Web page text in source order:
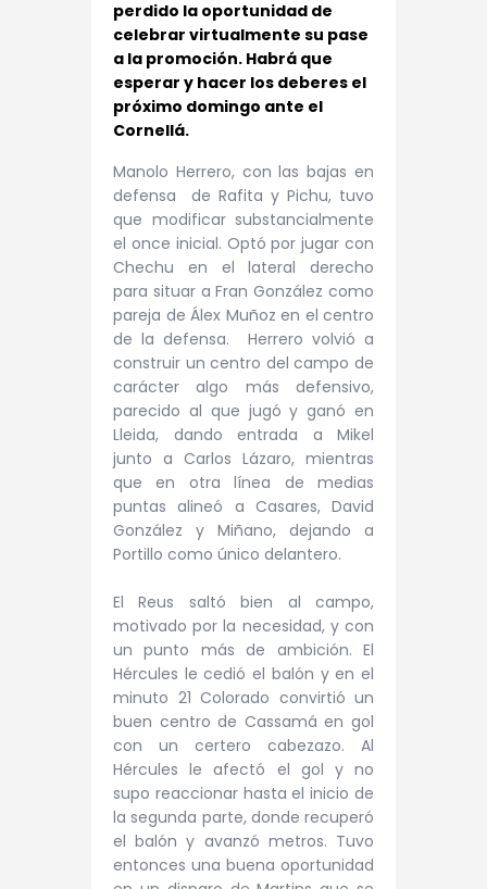
perdido la oportunidad de
celebrar virtualmente su pase
a la promoción. Habrá que
esperar y hacer los deberes el
próximo domingo ante el
Cornellá.
Manolo Herrero, con las bajas en
defensa de Rafita y Pichu, tuvo
que modificar substancialmente
el once inicial. Optó por jugar con
Chechu en el lateral derecho
para situar a Fran González como
pareja de Álex Muñoz en el centro
de la defensa. Herrero volvió a
construir un centro del campo de
carácter algo más defensivo,
parecido al que jugó y ganó en
Lleida, dando entrada a Mikel
junto a Carlos Lázaro, mientras
que en otra línea de medias
puntas alineó a Casares, David
González y Miñano, dejando a
Portillo como único delantero.
El Reus saltó bien al campo,
motivado por la necesidad, y con
un punto más de ambición. El
Hércules le cedió el balón y en el
minuto 21 Colorado convirtió un
buen centro de Cassamá en gol
con un certero cabezazo. Al
Hércules le afectó el gol y no
supo reaccionar hasta el inicio de
la segunda parte, donde recuperó
el balón y avanzó metros. Tuvo
entonces una buena oportunidad